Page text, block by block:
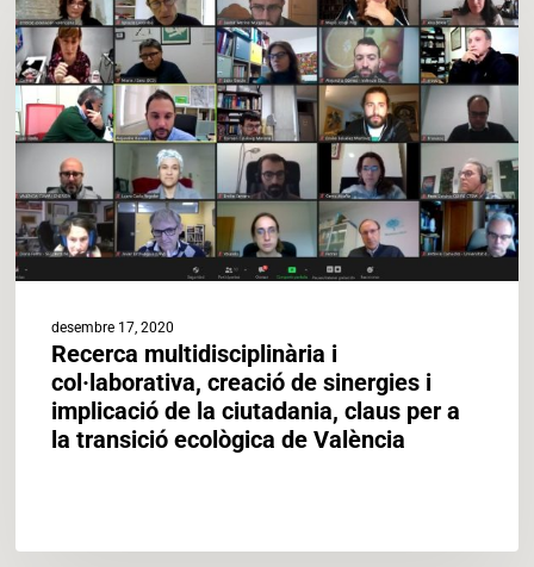
i
col·laborativa,
creació
de
sinergies
i
implicació
de
la
ciutadania,
claus
transició
ecològica
desembre 17, 2020
Recerca multidisciplinària i
col·laborativa, creació de sinergies i
implicació de la ciutadania, claus per a
la transició ecològica de València